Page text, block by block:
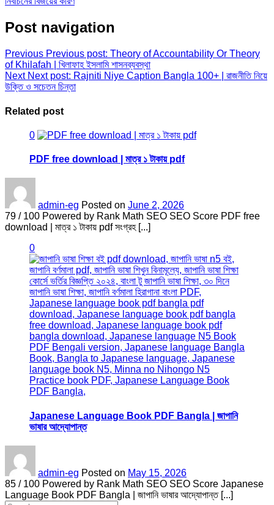
Post navigation
Previous Previous post: Theory of Accountability Or Theory
of Khilafah | খিলাফাহ ইসলামি শাসনব্যবস্থা
Next Next post: Rajniti Niye Caption Bangla 100+ | রাজনীতি নিয়ে
উক্তি ও সচেতন চিন্তা
Related post
0
PDF free download | মাত্র ১ টাকায় pdf
admin-eg Posted on June 2, 2026
79 / 100 Powered by Rank Math SEO SEO Score PDF free
download | মাত্র ১ টাকায় pdf সংগ্রহ [...]
0
Japanese Language Book PDF Bangla | জাপানি
ভাষার আদ্যোপান্ত
admin-eg Posted on May 15, 2026
85 / 100 Powered by Rank Math SEO SEO Score Japanese
Language Book PDF Bangla | জাপানি ভাষার আদ্যোপান্ত [...]